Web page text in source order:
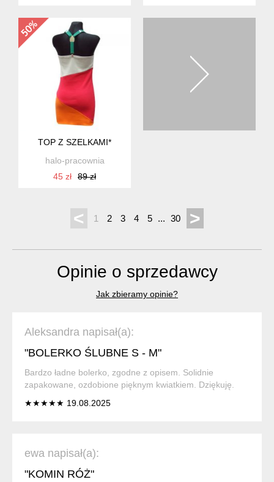
TOP Z SZELKAMI*
halo-pracownia
45 zł
89 zł
< 1 2 3 4 5 ... 30 >
Opinie o sprzedawcy
Jak zbieramy opinie?
Aleksandra napisał(a):
"BOLERKO ŚLUBNE S - M"
Bardzo ładne bolerko, zgodne z opisem. Solidnie
zapakowane, ozdobione pięknym kwiatkiem. Dziękuję.
★★★★★ 19.08.2025
ewa napisał(a):
"KOMIN RÓŻ"